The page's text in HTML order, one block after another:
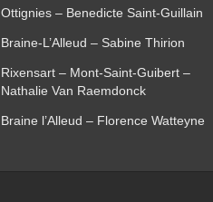
Ottignies – Benedicte Saint-Guillain
Braine-L’Alleud – Sabine Thirion
Rixensart – Mont-Saint-Guibert –
Nathalie Van Raemdonck
Braine l’Alleud – Florence Watteyne